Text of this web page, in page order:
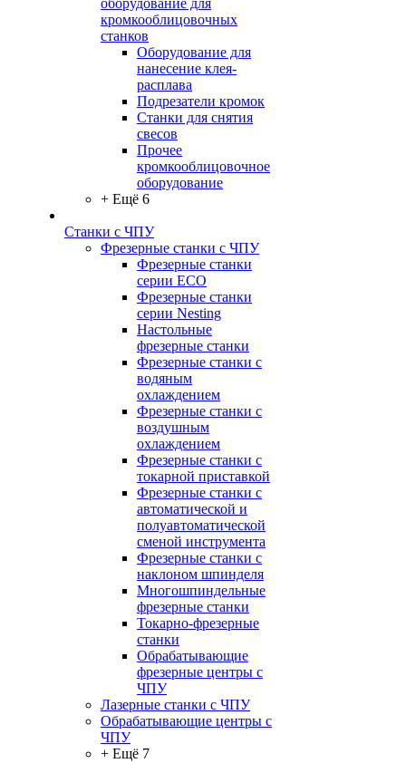
оборудование для
кромкооблицовочных
станков
Оборудование для
нанесение клея-
расплава
Подрезатели кромок
Станки для снятия
свесов
Прочее
кромкооблицовочное
оборудование
+ Ещё 6
Станки с ЧПУ
Фрезерные станки с ЧПУ
Фрезерные станки
серии ECO
Фрезерные станки
серии Nesting
Настольные
фрезерные станки
Фрезерные станки с
водяным
охлаждением
Фрезерные станки с
воздушным
охлаждением
Фрезерные станки с
токарной приставкой
Фрезерные станки с
автоматической и
полуавтоматической
сменой инструмента
Фрезерные станки с
наклоном шпинделя
Многошпиндельные
фрезерные станки
Токарно-фрезерные
станки
Обрабатывающие
фрезерные центры с
ЧПУ
Лазерные станки с ЧПУ
Обрабатывающие центры с
ЧПУ
+ Ещё 7